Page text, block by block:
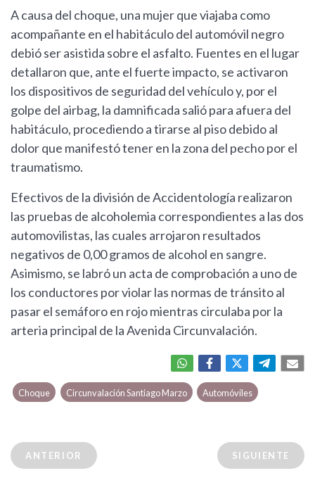
A causa del choque, una mujer que viajaba como
acompañante en el habitáculo del automóvil negro
debió ser asistida sobre el asfalto. Fuentes en el lugar
detallaron que, ante el fuerte impacto, se activaron
los dispositivos de seguridad del vehículo y, por el
golpe del airbag, la damnificada salió para afuera del
habitáculo, procediendo a tirarse al piso debido al
dolor que manifestó tener en la zona del pecho por el
traumatismo.
Efectivos de la división de Accidentología realizaron
las pruebas de alcoholemia correspondientes a las dos
automovilistas, las cuales arrojaron resultados
negativos de 0,00 gramos de alcohol en sangre.
Asimismo, se labró un acta de comprobación a uno de
los conductores por violar las normas de tránsito al
pasar el semáforo en rojo mientras circulaba por la
arteria principal de la Avenida Circunvalación.
Choque Circunvalación Santiago Marzo Automóviles
ANTERIOR SIGUIENTE